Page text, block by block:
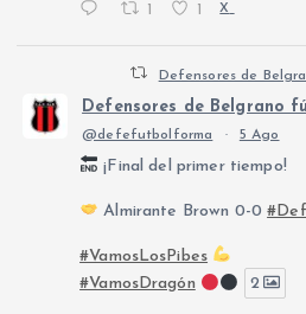
1 1 X
Defensores de
Defensores de Belgrano
@defefutbolforma · 5 Ago
¡Final del primer tiempo!
Almirante Brown 0-0
#VamosLosPibes
#VamosDragón
2